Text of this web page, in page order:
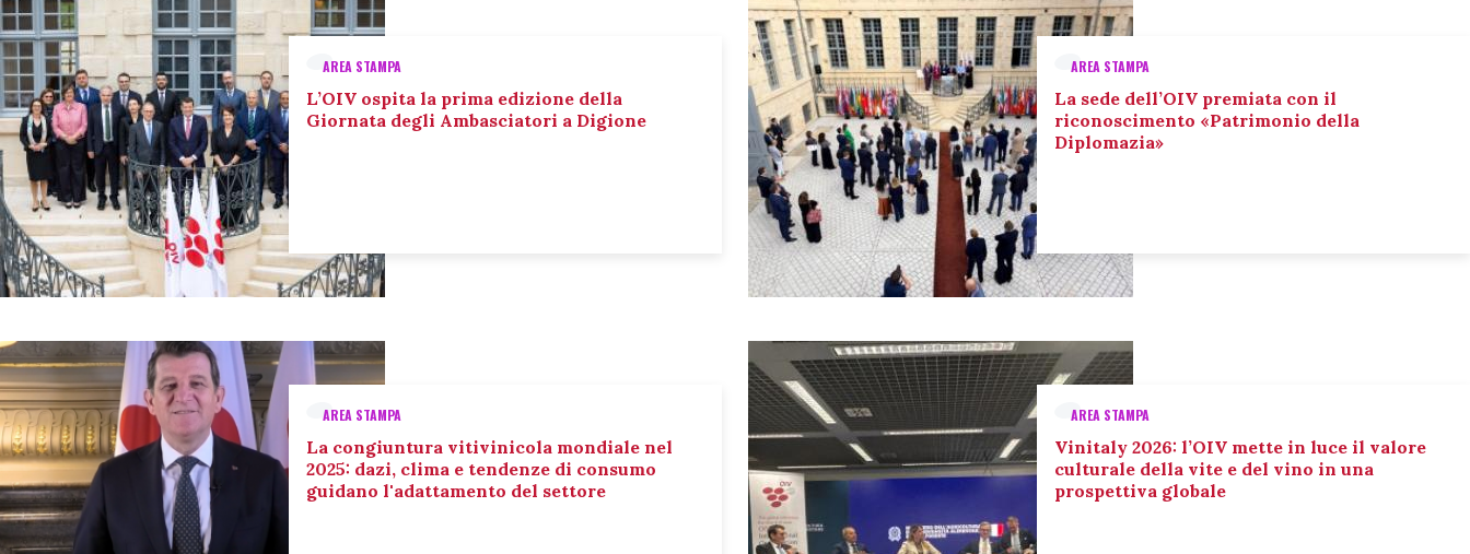
AREA STAMPA
L’OIV ospita la prima edizione della
Giornata degli Ambasciatori a Digione
AREA STAMPA
La sede dell’OIV premiata con il
riconoscimento «Patrimonio della
Diplomazia»
AREA STAMPA
La congiuntura vitivinicola mondiale nel
2025: dazi, clima e tendenze di consumo
guidano l'adattamento del settore
AREA STAMPA
Vinitaly 2026: l’OIV mette in luce il valore
culturale della vite e del vino in una
prospettiva globale